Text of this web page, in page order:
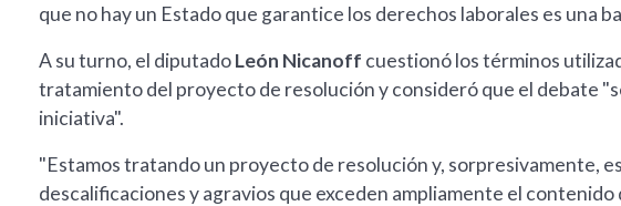
que no hay un Estado que garantice los derechos laborales es una
A su turno, el diputadoLeón Nicanoff cuestionó los términos
tratamiento del proyecto de resolución y consideró que el debate
iniciativa".
"Estamos tratando un proyecto de resolución y, sorpresivamente,
descalificaciones y agravios que exceden ampliamente el